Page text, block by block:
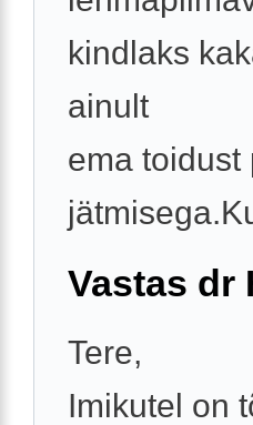
kindlaks
ainult
ema toidust
Vastas dr
Tere,
Imikutel on